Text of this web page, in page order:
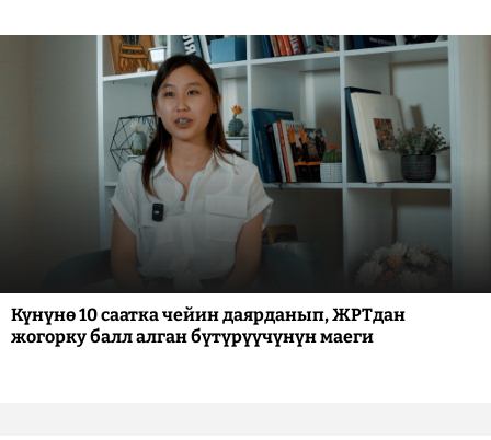
Күнүнө 10 саатка чейин даярданып, ЖРТдан
жогорку балл алган бүтүрүүчүнүн маеги